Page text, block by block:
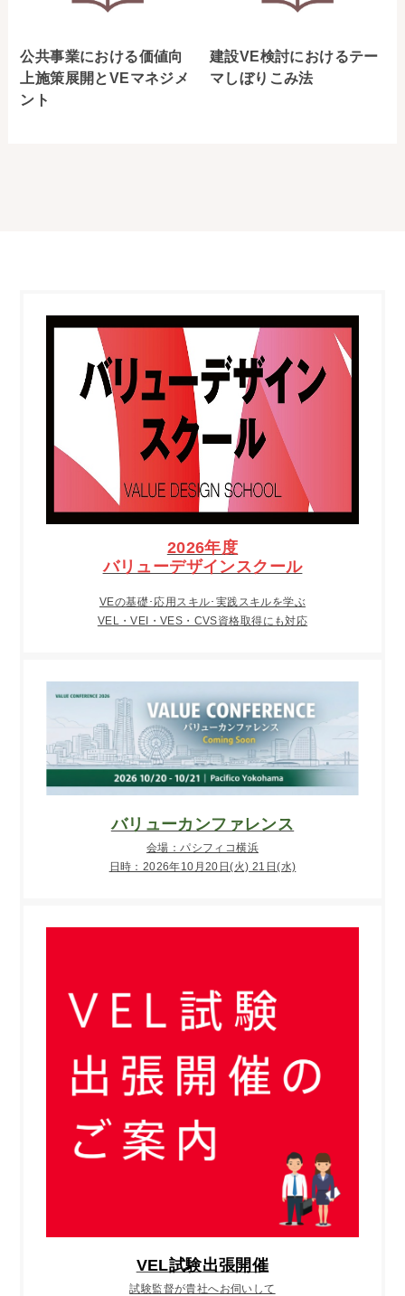
公共事業における価値向
上施策展開とVEマネジメ
ント
建設VE検討におけるテー
マしぼりこみ法
2026年度
バリューデザインスクール
VEの基礎･応用スキル･実践スキルを学ぶ
VEL・VEI・VES・CVS資格取得にも対応
バリューカンファレンス
会場：パシフィコ横浜
日時：2026年10月20日(火) 21日(水)
VEL試験出張開催
試験監督が貴社へお伺いして